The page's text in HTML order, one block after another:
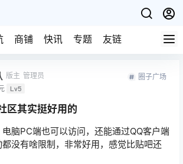
商铺 快讯 专题 友链
版主 管理员
Lv5
圈子广场
区其实挺好用的
脑PC端也可以访问，还能通过QQ客户端
没有啥限制，非常好用，感觉比贴吧还